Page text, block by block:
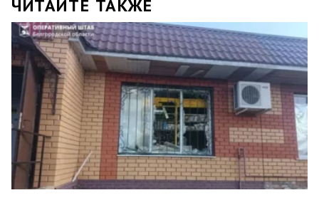
ЧИТАЙТЕ ТАКЖЕ